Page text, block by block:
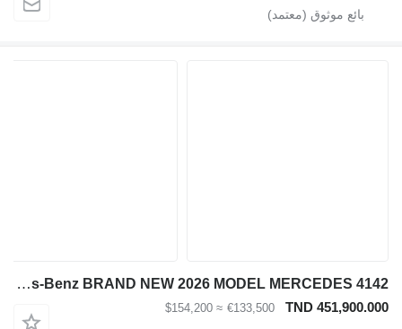
Mercedes-Benz BRAND NEW 2026 MODEL MERCEDES 4142
TND 451,900.000
€133,500
≈ $154,200